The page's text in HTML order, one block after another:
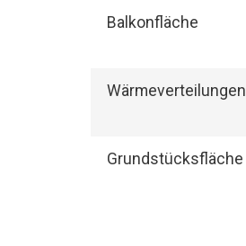
Balkonfläche
Wärmeverteilungen
Grundstücksfläche